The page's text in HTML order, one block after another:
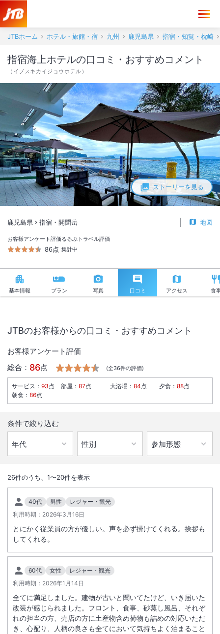
JTBホーム ホテル・旅館・宿 九州 鹿児島県 指宿・知覧・枕崎
ストーリーを見る
指宿海上ホテルの口コミ・おすすめコメント
（ イブスキカイジョウホテル ）
鹿児島県 指宿・開聞岳 地図
お客様アンケート評価
86点
るるぶトラベル評価
集計中
基本情報 プラン 写真 口コミ アクセス 食
部屋からは眼下に錦江湾を眺め、展望大浴場は最上階でゆったりと敷地
内での砂むし温泉。
IN チェックイン
15:00/ OUT
駐車場あり
サステナビリティへの取り組み
JTBのお客様からの口コミ・おすすめコメント
お客様アンケート評価
総合： 86点 (全36件の評価)
サービス ： 93点 部屋 ： 87点 大浴場 ： 84点 夕食 ： 88点
朝食 ： 86点
条件で絞り込む
26件のうち、 1〜20件を表示
40代 男性
レジャー・観光
利用時期： 2026年3月16日
とにかく従業員の方が優しい。声を必ず掛けてくれる。挨拶も
してくれる。
60代 女性
レジャー・観光
利用時期： 2026年1月14日
全てに満足しました。建物が古いと聞いてたけど、いき届いた
改装が感じられました。フロント、食事、砂蒸し風呂、それぞ
れの担当の方、売店の方に土産物含め荷物も詰めの対応いただ
き、心配り、人柄の良さも全てにおいて気持ちよく泊まること